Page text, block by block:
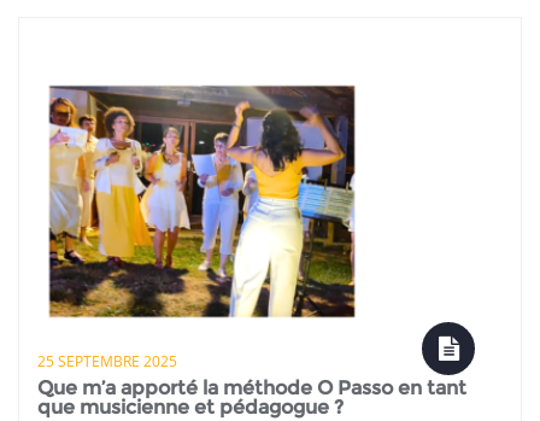
25 SEPTEMBRE 2025
Que m’a apporté la méthode O Passo en tant
que musicienne et pédagogue ?